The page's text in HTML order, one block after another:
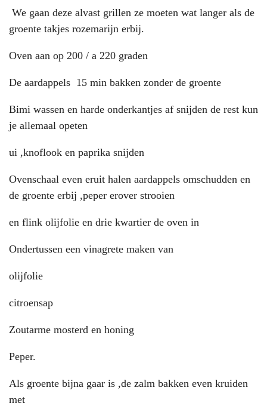
We gaan deze alvast grillen ze moeten wat langer als de
groente takjes rozemarijn erbij.
Oven aan op 200 / a 220 graden
De aardappels 15 min bakken zonder de groente
Bimi wassen en harde onderkantjes af snijden de rest kun
je allemaal opeten
ui ,knoflook en paprika snijden
Ovenschaal even eruit halen aardappels omschudden en
de groente erbij ,peper erover strooien
en flink olijfolie en drie kwartier de oven in
Ondertussen een vinagrete maken van
olijfolie
citroensap
Zoutarme mosterd en honing
Peper.
Als groente bijna gaar is ,de zalm bakken even kruiden
met